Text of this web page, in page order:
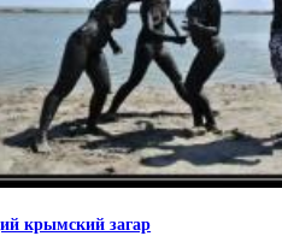
крымский загар